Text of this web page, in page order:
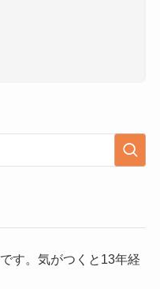
す。気がつくと13年経